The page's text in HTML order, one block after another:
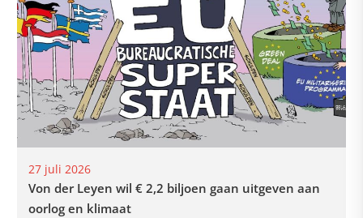
27 juli 2026
Von der Leyen wil € 2,2 biljoen gaan uitgeven aan
oorlog en klimaat